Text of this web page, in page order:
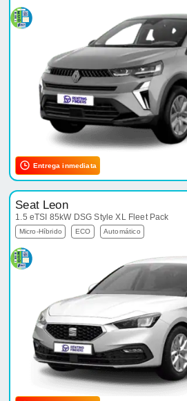
Entrega inmediata
Seat Leon
1.5 eTSI 85kW DSG Style XL Fleet Pack
Micro-Híbrido ECO Automático